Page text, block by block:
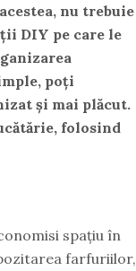
nu trebuie
DIY pe care le
poți
și mai plăcut.
folosind
spațiu în
farfuriilor,